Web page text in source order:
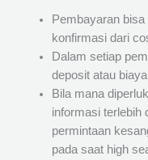
Pembayaran
konfirmasi dari
Dalam setiap
deposit atau
Bila mana
informasi terlebih
permintaan
pada saat high